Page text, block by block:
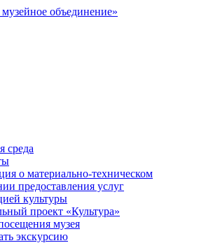
среда
о материально-техническом
предоставления услуг
культуры
проект «Культура»
музея
экскурсию